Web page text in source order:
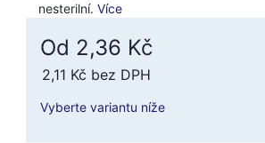
nesterilní. Více
Od 2,36 Kč
2,11 Kč bez DPH
Vyberte variantu níže